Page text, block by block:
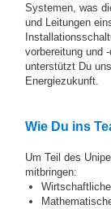
Systemen, was
und Leitungen
vorbereitung und
unterstützt Du
Energiezukunft.
Wie Du ins
Um Teil des
mitbringen: